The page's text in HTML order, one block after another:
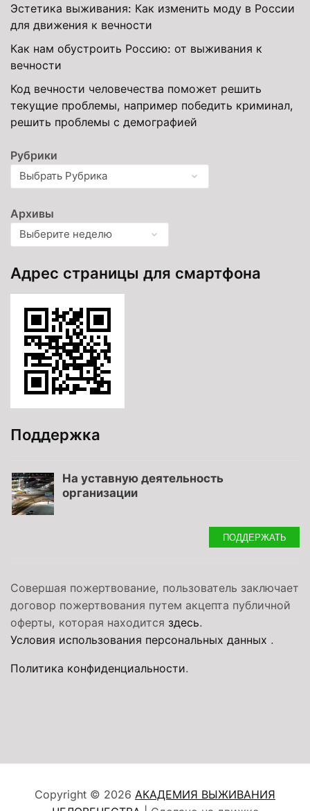
Эстетика выживания: Как изменить моду в России
для движения к вечности
Как нам обустроить Россию: от выживания к
вечности
Код вечности человечества поможет решить
текущие проблемы, например победить криминал,
решить проблемы с демографией
Рубрики
Архивы
Адрес страницы для смартфона
Поддержка
На уставную деятельность
организации
ПОДДЕРЖАТЬ
Совершая пожертвование, пользователь заключает
договор пожертвования путем акцепта публичной
оферты, которая находится здесь.
Условия использования персональных данных .
Политика конфиденциальности.
Copyright © 2026 АКАДЕМИЯ ВЫЖИВАНИЯ